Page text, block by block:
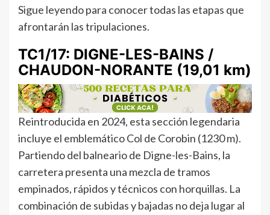
Sigue leyendo para conocer todas las etapas que
afrontarán las tripulaciones.
TC1/17: DIGNE-LES-BAINS /
CHAUDON-NORANTE (19,01 km)
Reintroducida en 2024, esta sección legendaria
incluye el emblemático Col de Corobin (1230 m).
Partiendo del balneario de Digne-les-Bains, la
carretera presenta una mezcla de tramos
empinados, rápidos y técnicos con horquillas. La
combinación de subidas y bajadas no deja lugar al